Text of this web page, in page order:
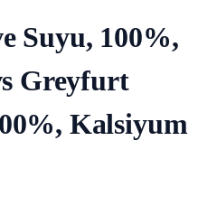
Suyu, 100%,
Greyfurt
Kalsiyum